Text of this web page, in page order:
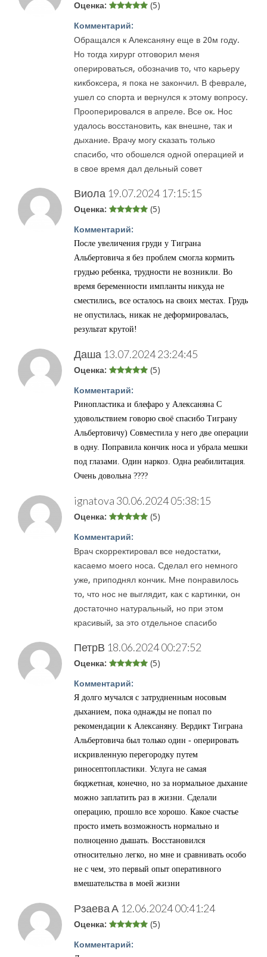
Оценка: (5)
Комментарий:
Обращался к Алексаняну еще в 20м году.
Но тогда хирург отговорил меня
оперироваться, обозначив то, что карьеру
кикбоксера, я пока не закончил. В феврале,
ушел со спорта и вернулся к этому вопросу.
Прооперировался в апреле. Все ок. Нос
удалось восстановить, как внешне, так и
дыхание. Врачу могу сказать только
спасибо, что обошелся одной операцией и
в свое время дал дельный совет
Виола 19.07.2024 17:15:15
Оценка: (5)
Комментарий:
После увеличения груди у Тиграна
Альбертовича я без проблем смогла кормить
грудью ребенка, трудности не возникли. Во
время беременности импланты никуда не
сместились, все осталось на своих местах. Грудь
не опустилась, никак не деформировалась,
результат крутой!
Даша 13.07.2024 23:24:45
Оценка: (5)
Комментарий:
Ринопластика и блефаро у Алексаняна С
удовольствием говорю своё спасибо Тиграну
Альбертовичу) Совместила у него две операции
в одну. Поправила кончик носа и убрала мешки
под глазами. Один наркоз. Одна реабилитация.
Очень довольна ????
ignatova 30.06.2024 05:38:15
Оценка: (5)
Комментарий:
Врач скорректировал все недостатки,
касаемо моего носа. Сделал его немного
уже, приподнял кончик. Мне понравилось
то, что нос не выглядит, как с картинки, он
достаточно натуральный, но при этом
красивый, за это отдельное спасибо
ПетрВ 18.06.2024 00:27:52
Оценка: (5)
Комментарий:
Я долго мучался с затрудненным носовым
дыханием, пока однажды не попал по
рекомендации к Алексаняну. Вердикт Тиграна
Альбертовича был только один - оперировать
искривленную перегородку путем
риносептопластики. Услуга не самая
бюджетная, конечно, но за нормальное дыхание
можно заплатить раз в жизни. Сделали
операцию, прошло все хорошо. Какое счастье
просто иметь возможность нормально и
полноценно дышать. Восстановился
относительно легко, но мне и сравнивать особо
не с чем, это первый опыт оперативного
вмешательства в моей жизни
Рзаева А 12.06.2024 00:41:24
Оценка: (5)
Комментарий: